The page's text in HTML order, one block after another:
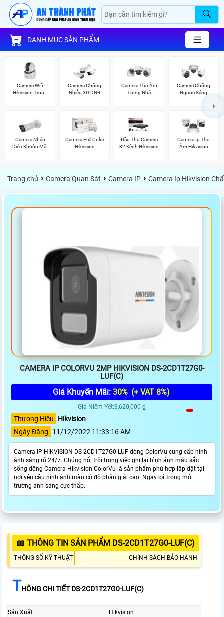
DANH MỤC SẢN PHẨM
Camera Wifi
Hikvision Trong
Camera Chống
Nhiễu 3D DNR
Camera Thu Âm
Trong Nhà
Camera Chống
Ngược Sáng
Camera Nhận
Diện Khuôn Mặt
Camera Full Color
Hikvision
Đầu Thu Camera
32 Kênh Hikvision
Camera Ip Thu
Âm Hikvision
Trang chủ › Camera Quan Sát › Camera IP › Camera Ip Hikvision
CAMERA IP COLORVU 2MP HIKVISION DS-2CD1T27G0-
LUF(C)
Giá Khuyến Mãi: 30% (+ VAT 8%)
Giá Niêm Yết:3,620,000 ₫
Thương Hiệu
Hikvision
Ngày Đăng
11/12/2022 11:33:16 AM
Camera IP HIKVISION DS-2CD1T27G0-LUF dòng ColorVu cung cấp hình
ảnh sáng rõ 24/7. Chúng nổi trội trong việc ghi lại hình ảnh màu sắc
sống động Camera Hikvision ColorVu là sản phẩm phù hợp lắp đặt tại
nơi yêu cầu hình ảnh màu có độ phân giải cao. Ngay cả trong môi
trường ánh sáng cực thấp.
📖 THÔNG TIN SẢN PHẨM DS-2CD1T27G0-LUF(C)
THÔNG SỐ KỸ THUẬT CHÍNH SÁCH BẢO HÀNH
THÔNG CHI TIẾT DS-2CD1T27G0-LUF(C)
Sản Xuất
Hikvision